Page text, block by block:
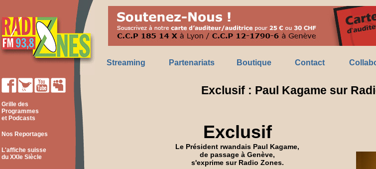
Streaming Partenariats Boutique Contact
Grille des
Programmes
et Podcasts
Nos Reportages
L'affiche suisse
du XXIe Siècle
Exclusif : Paul Kagame sur
Exclusif
Le Président rwandais Paul Kagame,
de passage à Genève,
s'exprime sur Radio Zones.